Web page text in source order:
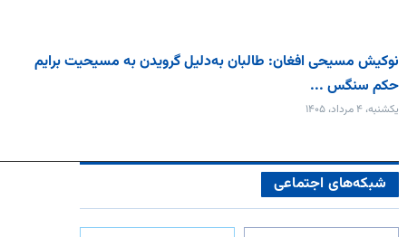
نوکیش مسیحی افغان: طالبان به‌دلیل گرویدن به مسیحیت برایم
حکم سنگس ...
یکشنبه، ۴ مرداد، ۱۴۰۵
شبکه‌های اجتماعی